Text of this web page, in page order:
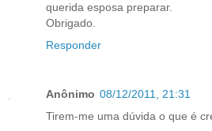
querida esposa preparar.
Obrigado.
Responder
Anônimo 08/12/2011, 21:31
Tirem-me uma dúvida o que é